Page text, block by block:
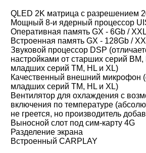
QLED 2K матрица с разрешением
Мощный 8-и ядерный процессор
Оперативная память GX - 6Gb /
Встроенная память GX - 128Gb /
Звуковой процессор DSP
настройками от старших серий
младших серий TM, HL и XL)
Качественный внешний микрофон
младших серий TM, HL и XL)
Вентилятор для охлаждения с
включения по температуре
не греется, но производитель
Выносной слот под сим-карту 4G
Разделение экрана
Встроенный CARPLAY